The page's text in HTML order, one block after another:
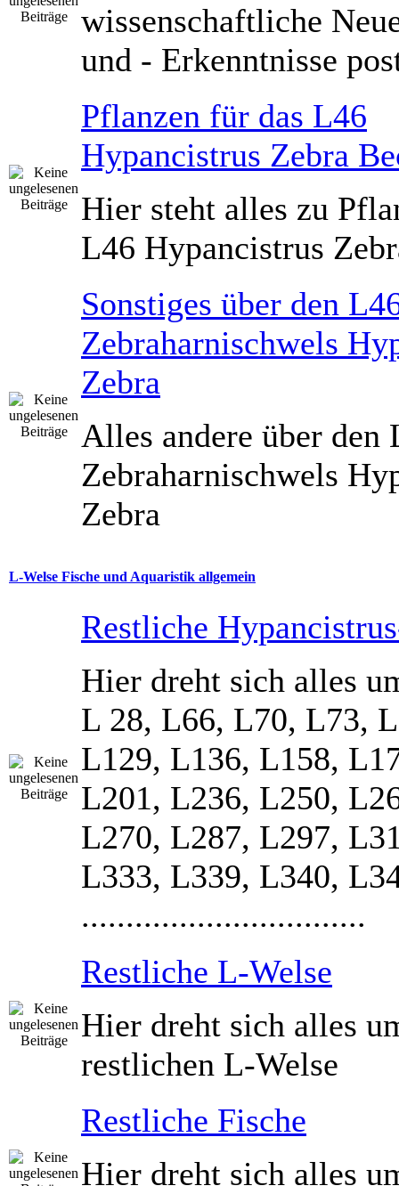
wissenschaftliche
und - Erkenntnisse
Pflanzen für das L46
Hypancistrus Zebra
Hier steht alles zu
L46 Hypancistrus
Sonstiges über den
Zebraharnischwels
Zebra
Alles andere über den
Zebraharnischwels
Zebra
L-Welse Fische und Aquaristik allgemein
Restliche
Hier dreht sich alles
L 28, L66, L70, L73,
L129, L136, L158,
L201, L236, L250,
L270, L287, L297,
L333, L339, L340,
................................
Restliche L-Welse
Hier dreht sich alles
restlichen L-Welse
Restliche Fische
Hier dreht sich alles